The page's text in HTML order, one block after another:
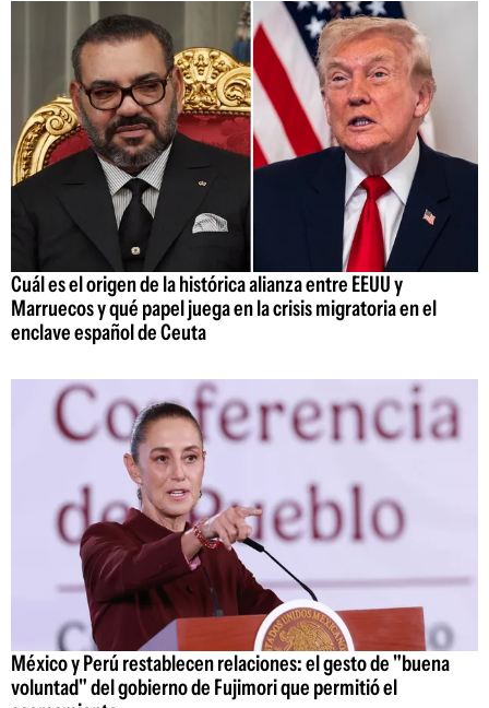
Cuál es el origen de la histórica alianza entre EEUU y
Marruecos y qué papel juega en la crisis migratoria en el
enclave español de Ceuta
México y Perú restablecen relaciones: el gesto de "buena
voluntad" del gobierno de Fujimori que permitió el